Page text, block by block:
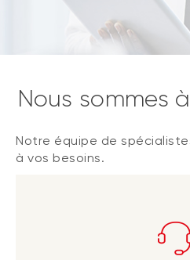
Nous sommes
Notre équipe de
à vos besoins.